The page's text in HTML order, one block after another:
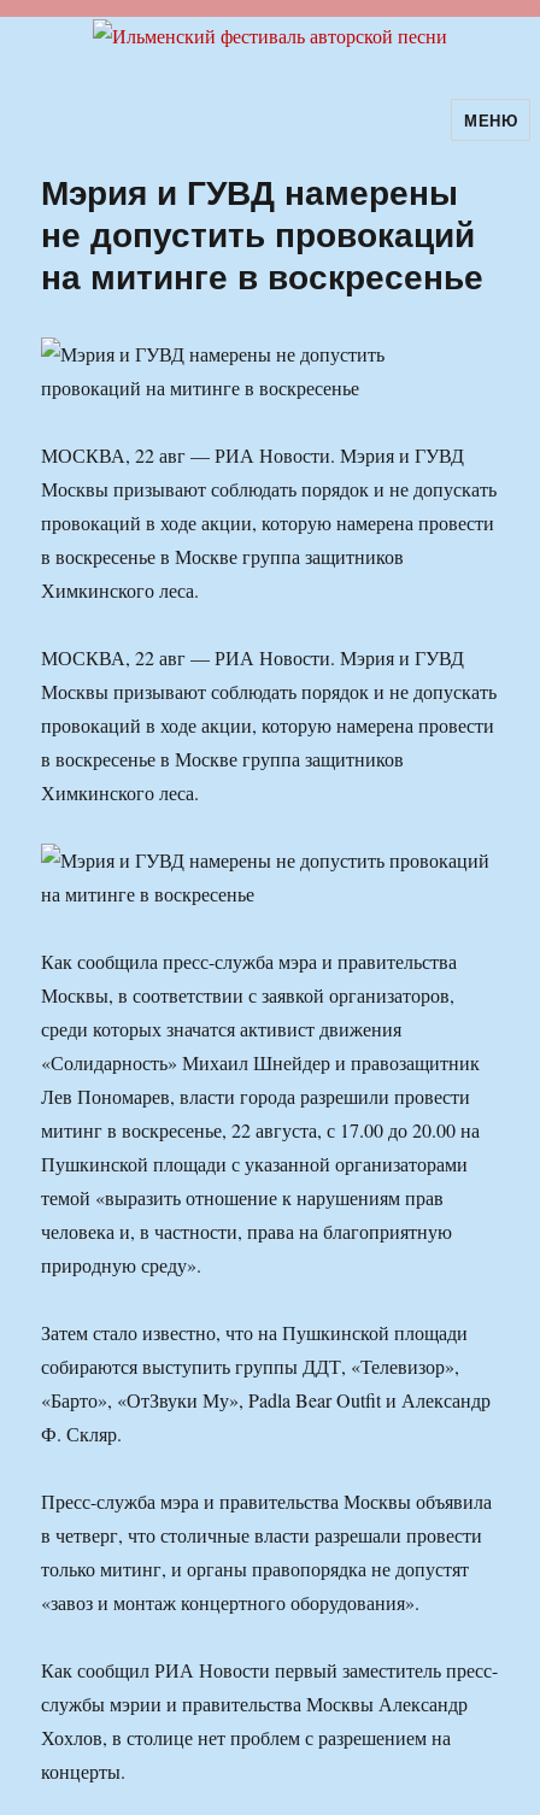
Ильменский фестиваль авторскойМЕНЮ
Мэрия и ГУВД намерены
не допустить провокаций
на митинге в воскресенье
МОСКВА, 22 авг — РИА Новости. Мэрия и ГУВД
Москвы призывают соблюдать порядок и не допускать
провокаций в ходе акции, которую намерена провести
в воскресенье в Москве группа защитников
Химкинского леса.
МОСКВА, 22 авг — РИА Новости. Мэрия и ГУВД
Москвы призывают соблюдать порядок и не допускать
провокаций в ходе акции, которую намерена провести
в воскресенье в Москве группа защитников
Химкинского леса.
Как сообщила пресс-служба мэра и правительства
Москвы, в соответствии с заявкой организаторов,
среди которых значатся активист движения
«Солидарность» Михаил Шнейдер и правозащитник
Лев Пономарев, власти города разрешили провести
митинг в воскресенье, 22 августа, с 17.00 до 20.00 на
Пушкинской площади с указанной организаторами
темой «выразить отношение к нарушениям прав
человека и, в частности, права на благоприятную
природную среду».
Затем стало известно, что на Пушкинской площади
собираются выступить группы ДДТ, «Телевизор»,
«Барто», «ОтЗвуки Му», Padla Bear Outfit и Александр
Ф. Скляр.
Пресс-служба мэра и правительства Москвы объявила
в четверг, что столичные власти разрешали провести
только митинг, и органы правопорядка не допустят
«завоз и монтаж концертного оборудования».
Как сообщил РИА Новости первый заместитель пресс-
службы мэрии и правительства Москвы Александр
Хохлов, в столице нет проблем с разрешением на
концерты.